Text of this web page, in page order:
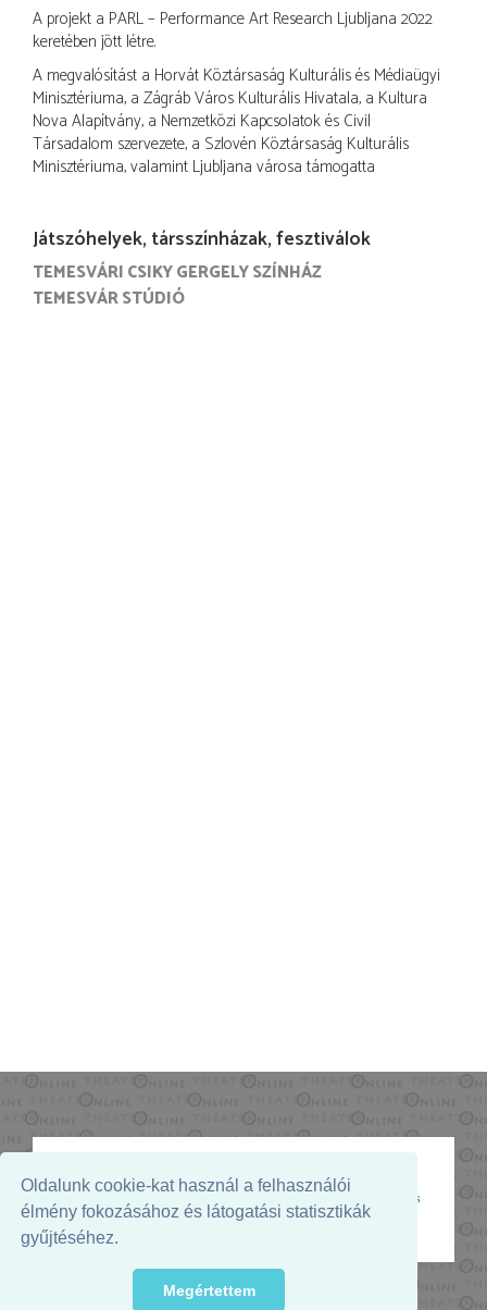
Oldalunk cookie-kat használ a felhasználói
élmény fokozásához és látogatási statisztikák
gyűjtéséhez.
Megértettem
A projekt a PARL – Performance Art Research Ljubljana 2022
keretében jött létre.
A megvalósítást a Horvát Köztársaság Kulturális és Médiaügyi
Minisztériuma, a Zágráb Város Kulturális Hivatala, a Kultura
Nova Alapítvány, a Nemzetközi Kapcsolatok és Civil
Társadalom szervezete, a Szlovén Köztársaság Kulturális
Minisztériuma, valamint Ljubljana városa támogatta
Játszóhelyek, társszínházak, fesztiválok
TEMESVÁRI CSIKY GERGELY SZÍNHÁZ
TEMESVÁR STÚDIÓ
Az oldal megjelenését támogatja: